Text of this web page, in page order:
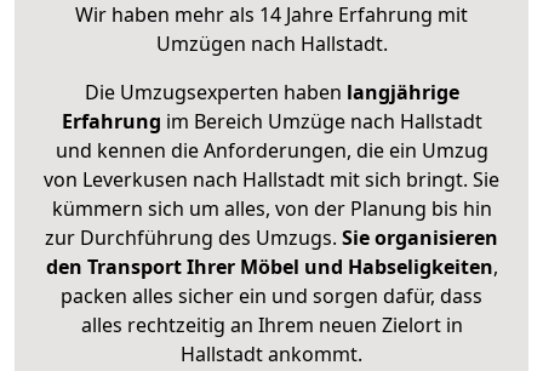
Wir haben mehr als 14 Jahre Erfahrung mit
Umzügen nach Hallstadt.
Die Umzugsexperten haben langjährige
Erfahrung im Bereich Umzüge nach Hallstadt
und kennen die Anforderungen, die ein Umzug
von Leverkusen nach Hallstadt mit sich bringt. Sie
kümmern sich um alles, von der Planung bis hin
zur Durchführung des Umzugs. Sie organisieren
den Transport Ihrer Möbel und Habseligkeiten,
packen alles sicher ein und sorgen dafür, dass
alles rechtzeitig an Ihrem neuen Zielort in
Hallstadt ankommt.